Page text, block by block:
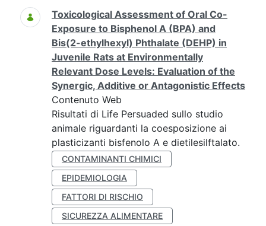
Ricerca
Toxicological Assessment of Oral Co-
Exposure to Bisphenol A (BPA) and
Bis(2-ethylhexyl) Phthalate (DEHP) in
Juvenile Rats at Environmentally
Relevant Dose Levels: Evaluation of the
Synergic, Additive or Antagonistic Effects
Contenuto Web
Risultati di Life Persuaded sullo studio
animale riguardanti la coesposizione ai
plasticizanti bisfenolo A e dietilesilftalato.
CONTAMINANTI CHIMICI
EPIDEMIOLOGIA
FATTORI DI RISCHIO
SICUREZZA ALIMENTARE